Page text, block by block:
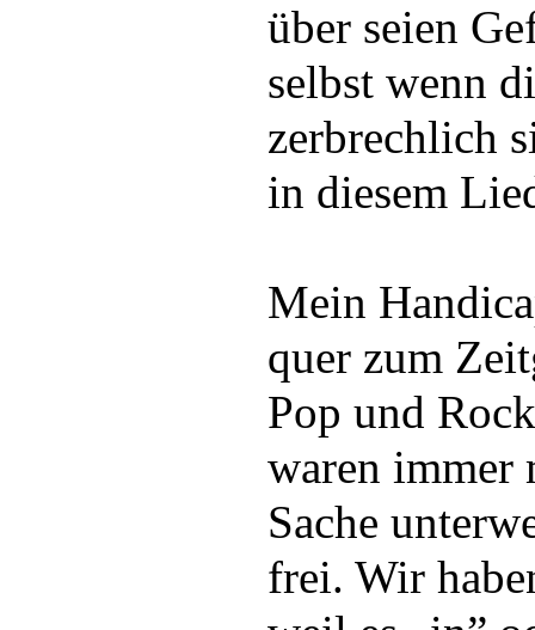
über seien
selbst wenn
zerbrechlich
in diesem
Mein
quer zum
Pop und
waren immer
Sache
frei. Wir